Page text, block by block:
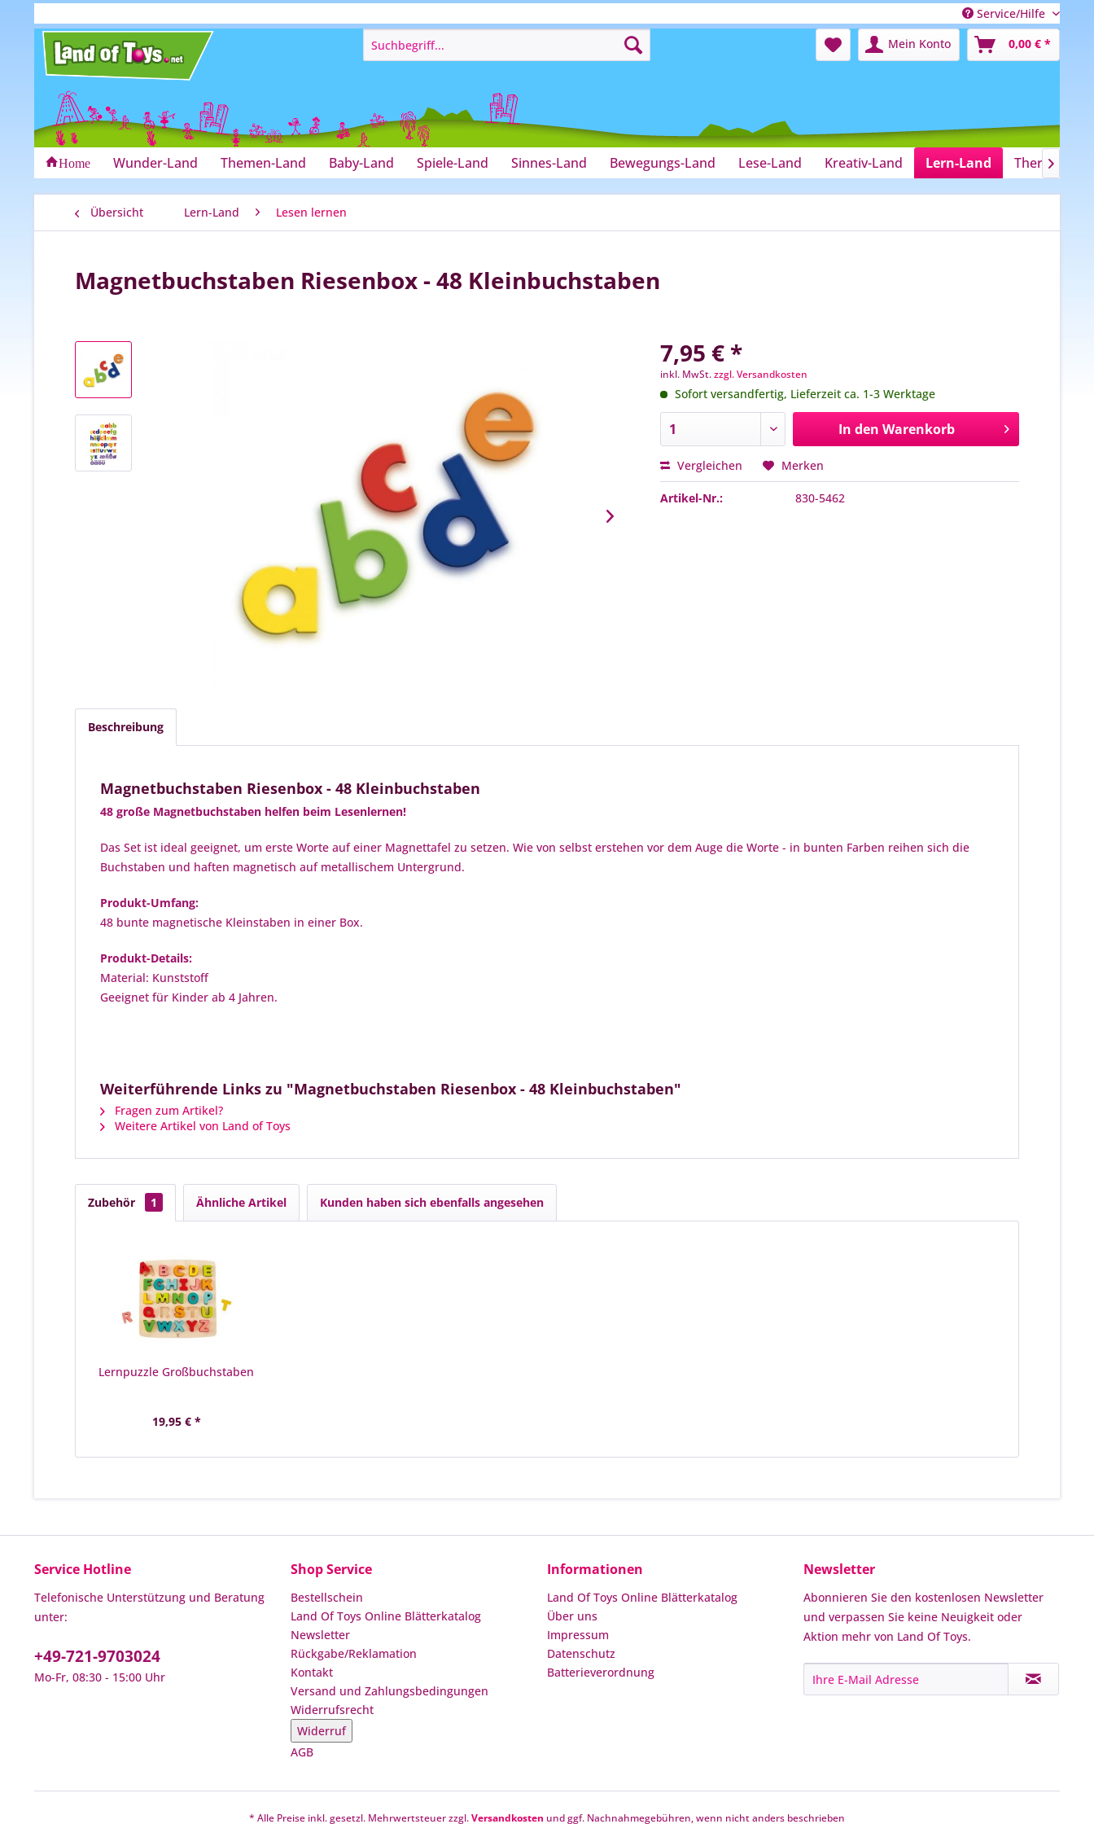
Service/Hilfe
Mein Konto
0,00 € *
Home Wunder-Land Themen-Land Baby-Land Spiele-Land Sinnes-Land Bewegungs-Land Lese-Land Kreativ-Land Lern-Land Therapie-

Übersicht Lern-Land Lesen lernen
Magnetbuchstaben Riesenbox - 48 Kleinbuchstaben
7,95 € *
inkl. MwSt.zzgl. Versandkosten
Sofort versandfertig, Lieferzeit ca. 1-3 Werktage
In den Warenkorb
Vergleichen Merken
Artikel-Nr.: 830-5462
Beschreibung
Magnetbuchstaben Riesenbox - 48 Kleinbuchstaben
48 große Magnetbuchstaben helfen beim Lesenlernen!
Das Set ist ideal geeignet, um erste Worte auf einer Magnettafel zu setzen. Wie von selbst erstehen vor dem Auge die Worte - in bunten Farben reihen sich die
Buchstaben und haften magnetisch auf metallischem Untergrund.
Produkt-Umfang:
48 bunte magnetische Kleinstaben in einer Box.
Produkt-Details:
Material: Kunststoff
Geeignet für Kinder ab 4 Jahren.
Weiterführende Links zu "Magnetbuchstaben Riesenbox - 48 Kleinbuchstaben"
Fragen zum Artikel?
Weitere Artikel von Land of Toys
Zubehör 1 Ähnliche Artikel Kunden haben sich ebenfalls angesehen
Lernpuzzle Großbuchstaben
19,95 € *
Service Hotline
Telefonische Unterstützung und Beratung
unter:
+49-721-9703024
Mo-Fr, 08:30 - 15:00 Uhr
Shop Service
Bestellschein
Land Of Toys Online Blätterkatalog
Newsletter
Rückgabe/Reklamation
Kontakt
Versand und Zahlungsbedingungen
Widerrufsrecht
Widerruf
AGB
Informationen
Land Of Toys Online Blätterkatalog
Über uns
Impressum
Datenschutz
Batterieverordnung
Newsletter
Abonnieren Sie den kostenlosen Newsletter
und verpassen Sie keine Neuigkeit oder
Aktion mehr von Land Of Toys.
* Alle Preise inkl. gesetzl. Mehrwertsteuer zzgl.Versandkosten und ggf. Nachnahmegebühren, wenn nicht anders beschrieben